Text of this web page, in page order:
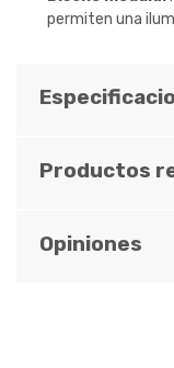
permiten una
Productos
Opiniones